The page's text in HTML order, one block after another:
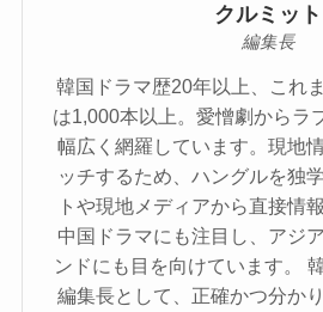
クルミット
編集長
韓国ドラマ歴20年以上、これ
は1,000本以上。愛憎劇からラ
幅広く網羅しています。現地
ッチするため、ハングルを独
トや現地メディアから直接情
中国ドラマにも注目し、アジ
ンドにも目を向けています。
編集長として、正確かつ分か